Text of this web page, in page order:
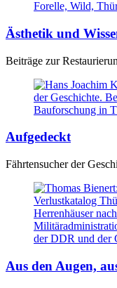
Ästhetik und
Beiträge zur
Aufgedeckt
Fährtensucher der
Aus den Augen,